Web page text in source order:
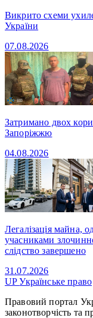
Викрито схеми
України
07.08.2026
Затримано двох
Запоріжжю
04.08.2026
Легалізація майна,
учасниками
слідство завершено
31.07.2026
UPУкраїнське право
Правовий портал
законотворчість та